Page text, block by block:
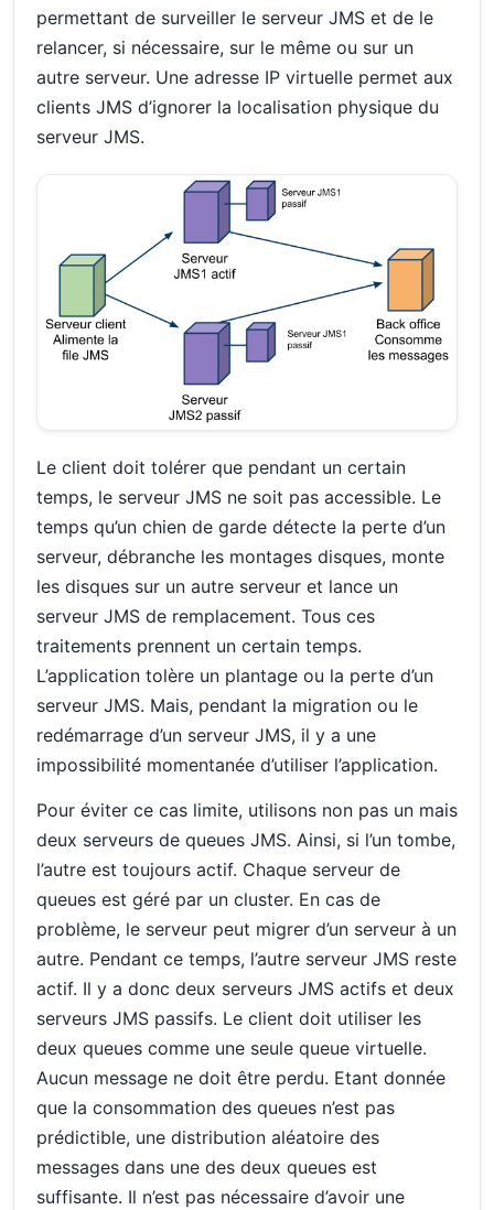
permettant de surveiller le serveur JMS et de le
relancer, si nécessaire, sur le même ou sur un
autre serveur. Une adresse IP virtuelle permet aux
clients JMS d’ignorer la localisation physique du
serveur JMS.
Le client doit tolérer que pendant un certain
temps, le serveur JMS ne soit pas accessible. Le
temps qu’un chien de garde détecte la perte d’un
serveur, débranche les montages disques, monte
les disques sur un autre serveur et lance un
serveur JMS de remplacement. Tous ces
traitements prennent un certain temps.
L’application tolère un plantage ou la perte d’un
serveur JMS. Mais, pendant la migration ou le
redémarrage d’un serveur JMS, il y a une
impossibilité momentanée d’utiliser l’application.
Pour éviter ce cas limite, utilisons non pas un mais
deux serveurs de queues JMS. Ainsi, si l’un tombe,
l’autre est toujours actif. Chaque serveur de
queues est géré par un cluster. En cas de
problème, le serveur peut migrer d’un serveur à un
autre. Pendant ce temps, l’autre serveur JMS reste
actif. Il y a donc deux serveurs JMS actifs et deux
serveurs JMS passifs. Le client doit utiliser les
deux queues comme une seule queue virtuelle.
Aucun message ne doit être perdu. Etant donnée
que la consommation des queues n’est pas
prédictible, une distribution aléatoire des
messages dans une des deux queues est
suffisante. Il n’est pas nécessaire d’avoir une